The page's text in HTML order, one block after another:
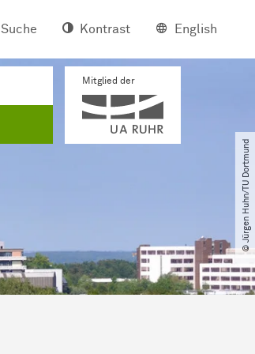
Suche Kontrast English
Mitglied der
© Jürgen Huhn​/​TU Dortmund